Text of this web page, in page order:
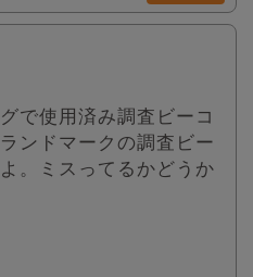
で使用済み調査ビーコ
ンドマークの調査ビー
。ミスってるかどうか